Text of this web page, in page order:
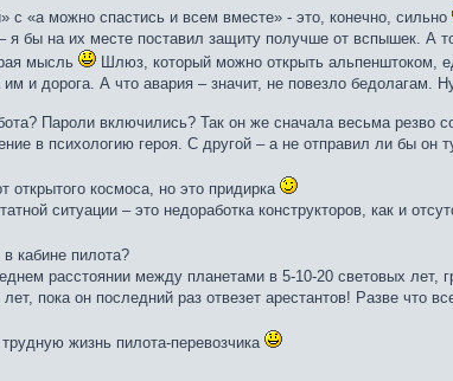
с «а можно спастись и всем вместе» - это, конечно, сильно
я бы на их месте поставил защиту получше от вспышек. А
мысль
Шлюз, который можно открыть альпенштоком,
и дорога. А что авария – значит, не повезло
Пароли включились? Так он же сначала весьма резво
в психологию героя. С другой – а не отправил ли бы он
открытого космоса, но это придирка
ситуации – это недоработка конструкторов, как и
кабине пилота?
расстоянии между планетами в 5-10-20 световых
пока он последний раз отвезет арестантов! Разве что
жизнь пилота-перевозчика